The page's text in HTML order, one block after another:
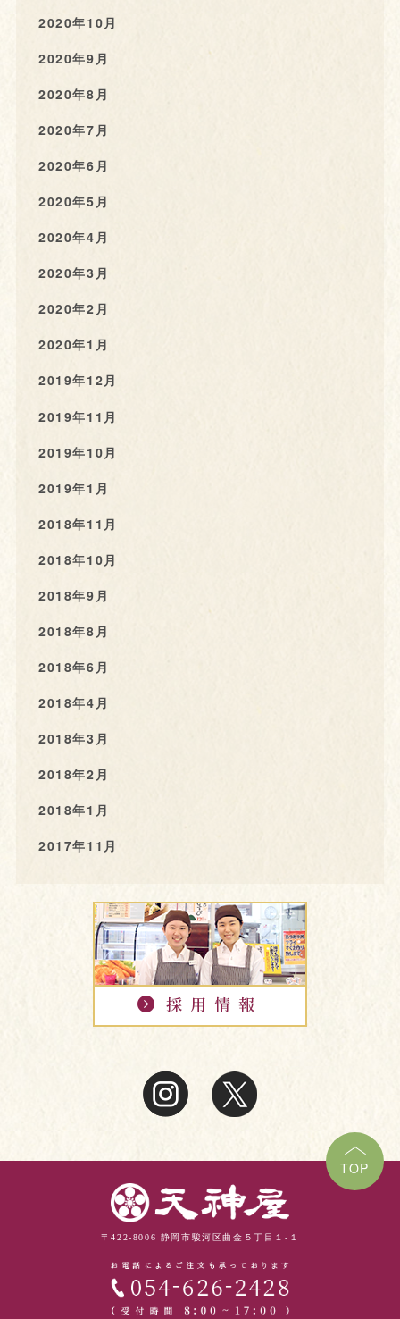
2020年10月
2020年9月
2020年8月
2020年7月
2020年6月
2020年5月
2020年4月
2020年3月
2020年2月
2020年1月
2019年12月
2019年11月
2019年10月
2019年1月
2018年11月
2018年10月
2018年9月
2018年8月
2018年6月
2018年4月
2018年3月
2018年2月
2018年1月
2017年11月
TOP
〒422-8006 静岡市駿河区曲金５丁目１-１